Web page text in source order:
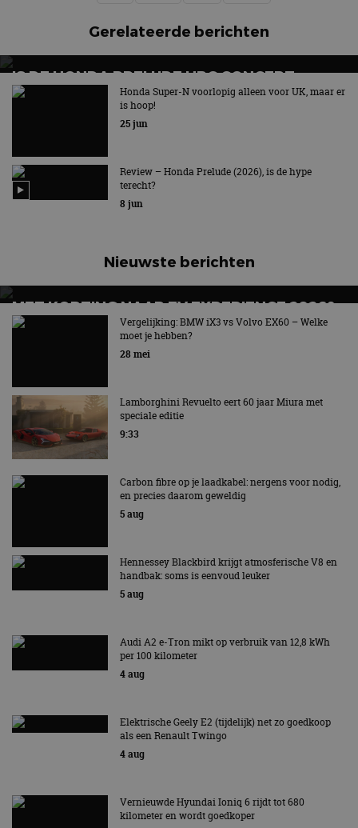
Gerelateerde berichten
IS DE HONDA PRELUDE HRC CONCEPT
VOORPROEFJE VAN TYPE R-VERSIE?
Geïnspireerd door Honda’s motorsportactiviteiten
Honda Super-N voorlopig alleen voor UK, maar er
is hoop!
25 jun
Review – Honda Prelude (2026), is de hype
terecht?
8 jun
Nieuwste berichten
MET KORTING NAAR EV EXPERIENCE 2026?
AUTORAI REGELT HET!
EV Experience 2026 van 24 tot 26 september
Vergelijking: BMW iX3 vs Volvo EX60 – Welke
moet je hebben?
28 mei
Lamborghini Revuelto eert 60 jaar Miura met
speciale editie
9:33
Carbon fibre op je laadkabel: nergens voor nodig,
en precies daarom geweldig
5 aug
Hennessey Blackbird krijgt atmosferische V8 en
handbak: soms is eenvoud leuker
5 aug
Audi A2 e-Tron mikt op verbruik van 12,8 kWh
per 100 kilometer
4 aug
Elektrische Geely E2 (tijdelijk) net zo goedkoop
als een Renault Twingo
4 aug
Vernieuwde Hyundai Ioniq 6 rijdt tot 680
kilometer en wordt goedkoper